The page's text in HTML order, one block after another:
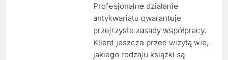
Profesjonalne działanie
antykwariatu gwarantuje
przejrzyste zasady współpracy.
Klient jeszcze przed wizytą wie,
jakiego rodzaju książki są